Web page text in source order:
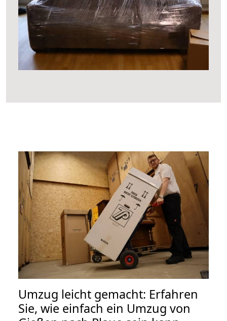
Umzug leicht gemacht: Erfahren
Sie, wie einfach ein Umzug von